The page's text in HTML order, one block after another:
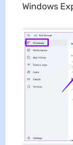
Windows